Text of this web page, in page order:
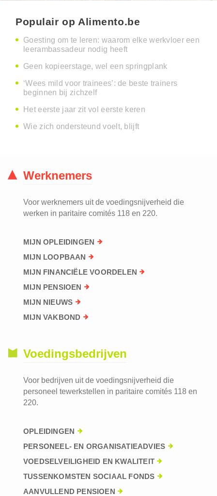
Populair op Alimento.be
Goesting om te leren: waarom elke werkvloer een
leerambassadeur nodig heeft
Geen kopieerstage, wel een springplank
‘Wees mild voor trainees’: de beste trainers
beginnen bij zichzelf
Het eerste jaar zit vol eerste keren
Wie zich ondersteund voelt, blijft
Werknemers
Voor werknemers uit de voedingsnijverheid die
werken in paritaire comités 118 en 220.
MIJN OPLEIDINGEN
MIJN LOOPBAAN
MIJN FINANCIËLE VOORDELEN
MIJN PENSIOEN
MIJN NIEUWS
MIJN VAKBOND
Voedingsbedrijven
Voor bedrijven uit de voedingsnijverheid die
personeel tewerkstellen in paritaire comités 118 en
220.
OPLEIDINGEN
PERSONEEL- EN ORGANISATIEADVIES
VOEDSELVEILIGHEID EN KWALITEIT
TUSSENKOMSTEN SOCIAAL FONDS
AANVULLEND PENSIOEN